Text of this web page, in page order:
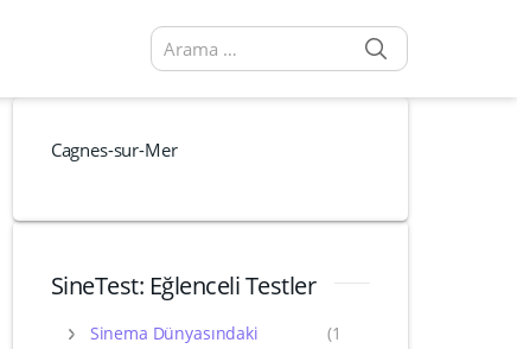
Arama sonuçları:
Cagnes-sur-Mer
SineTest: Eğlenceli Testler
Sinema Dünyasındaki
(1